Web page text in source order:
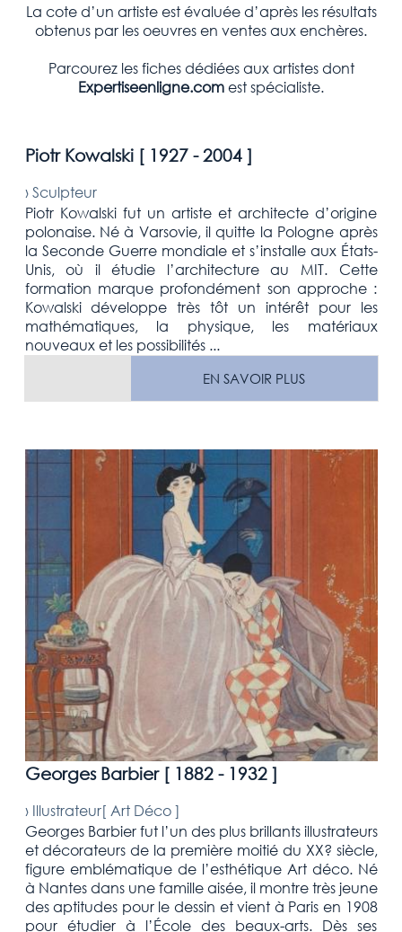
La cote d’un artiste est évaluée d’après les résultats
obtenus par les oeuvres en ventes aux enchères.
Parcourez les fiches dédiées aux artistes dont
Expertiseenligne.comest spécialiste.
Piotr Kowalski [ 1927 - 2004]
›Sculpteur
Piotr Kowalski fut un artiste et architecte d’origine
polonaise. Né à Varsovie, il quitte la Pologne après
la Seconde Guerre mondiale et s’installe aux États-
Unis, où il étudie l’architecture au MIT. Cette
formation marque profondément son approche :
Kowalski développe très tôt un intérêt pour les
mathématiques, la physique, les matériaux
nouveaux et les possibilités ...
EN SAVOIR PLUS
Georges Barbier [ 1882 - 1932]
› Illustrateur[ Art Déco]
Georges Barbier fut l’un des plus brillants illustrateurs
et décorateurs de la première moitié du XX? siècle,
figure emblématique de l’esthétique Art déco. Né
à Nantes dans une famille aisée, il montre très jeune
des aptitudes pour le dessin et vient à Paris en 1908
pour étudier à l’École des beaux-arts. Dès ses